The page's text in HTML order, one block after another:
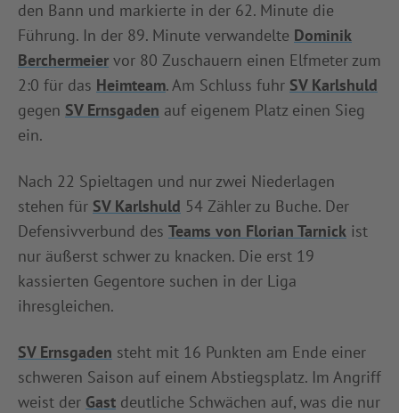
den Bann und markierte in der 62. Minute die
Führung. In der 89. Minute verwandelte Dominik
Berchermeier vor 80 Zuschauern einen Elfmeter zum
2:0 für das Heimteam. Am Schluss fuhr SV Karlshuld
gegen SV Ernsgaden auf eigenem Platz einen Sieg
ein.
Nach 22 Spieltagen und nur zwei Niederlagen
stehen für SV Karlshuld 54 Zähler zu Buche. Der
Defensivverbund des Teams von Florian Tarnick ist
nur äußerst schwer zu knacken. Die erst 19
kassierten Gegentore suchen in der Liga
ihresgleichen.
SV Ernsgaden steht mit 16 Punkten am Ende einer
schweren Saison auf einem Abstiegsplatz. Im Angriff
weist der Gast deutliche Schwächen auf, was die nur